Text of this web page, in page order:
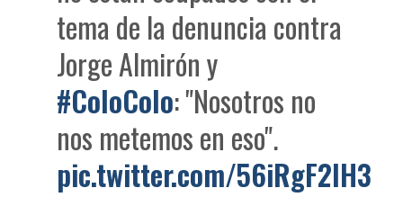
tema de la denuncia contra
Jorge Almirón y
#ColoColo: "Nosotros no
nos metemos en eso".
pic.twitter.com/56iRgF2lH3